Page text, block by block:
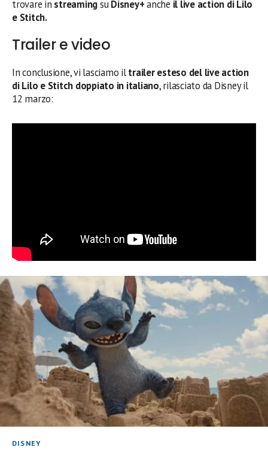
trovare in streamingsuDisney+anche il live action di Lilo
e Stitch.
Trailer e video
In conclusione, vi lasciamo iltrailer esteso del live action
di Lilo e Stitch doppiato in italiano, rilasciato da Disney il
12 marzo:
DISNEY